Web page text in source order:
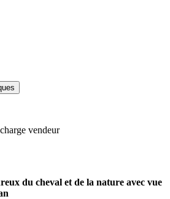
vendeur
du cheval et de la nature avec vue